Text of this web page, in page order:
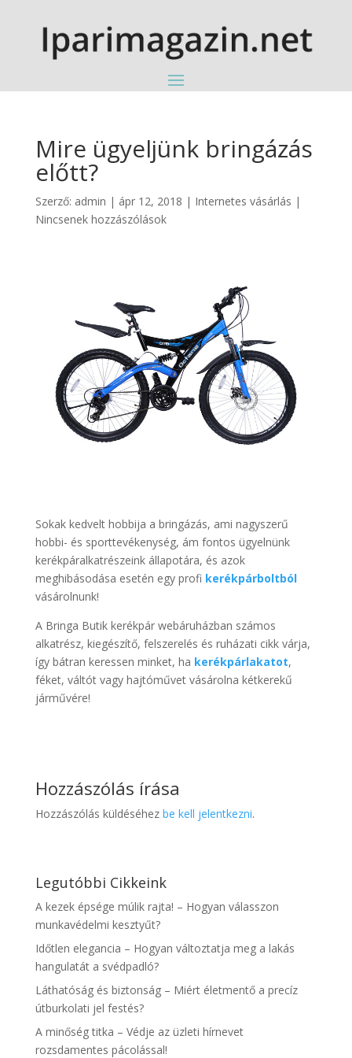
Mire ügyeljünk bringázás
előtt?
Szerző: admin | ápr 12, 2018 | Internetes vásárlás |
Nincsenek hozzászólások
Sokak kedvelt hobbija a bringázás, ami nagyszerű
hobbi- és sporttevékenység, ám fontos ügyelnünk
kerékpáralkatrészeink állapotára, és azok
meghibásodása esetén egy profi kerékpárboltból
vásárolnunk!
A Bringa Butik kerékpár webáruházban számos
alkatrész, kiegészítő, felszerelés és ruházati cikk várja,
így bátran keressen minket, ha kerékpárlakatot,
féket, váltót vagy hajtóművet vásárolna kétkerekű
járművére!
Hozzászólás írása
Hozzászólás küldéséhez be kell jelentkezni.
Legutóbbi Cikkeink
A kezek épsége múlik rajta! – Hogyan válasszon
munkavédelmi kesztyűt?
Időtlen elegancia – Hogyan változtatja meg a lakás
hangulatát a svédpadló?
Láthatóság és biztonság – Miért életmentő a precíz
útburkolati jel festés?
A minőség titka – Védje az üzleti hírnevet
rozsdamentes pácolással!